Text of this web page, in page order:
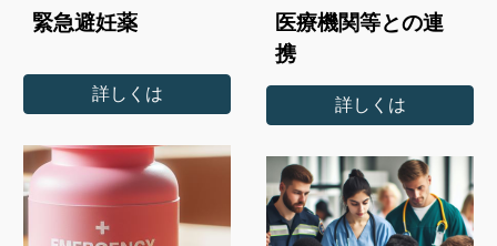
緊急避妊薬
詳しくは
医療機関等との連
携
詳しくは